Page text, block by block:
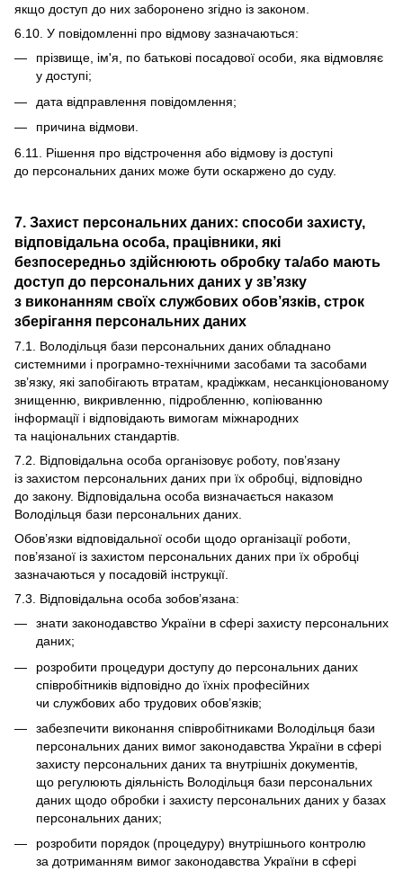
якщо доступ до них заборонено згідно із законом.
6.10. У повідомленні про відмову зазначаються:
прізвище, ім'я, по батькові посадової особи, яка відмовляє
у доступі;
дата відправлення повідомлення;
причина відмови.
6.11. Рішення про відстрочення або відмову із доступі
до персональних даних може бути оскаржено до суду.
7. Захист персональних даних: способи захисту,
відповідальна особа, працівники, які
безпосередньо здійснюють обробку та/або мають
доступ до персональних даних у зв’язку
з виконанням своїх службових обов’язків, строк
зберігання персональних даних
7.1. Володільця бази персональних даних обладнано
системними і програмно-технічними засобами та засобами
зв’язку, які запобігають втратам, крадіжкам, несанкціонованому
знищенню, викривленню, підробленню, копіюванню
інформації і відповідають вимогам міжнародних
та національних стандартів.
7.2. Відповідальна особа організовує роботу, пов’язану
із захистом персональних даних при їх обробці, відповідно
до закону. Відповідальна особа визначається наказом
Володільця бази персональних даних.
Обов’язки відповідальної особи щодо організації роботи,
пов’язаної із захистом персональних даних при їх обробці
зазначаються у посадовій інструкції.
7.3. Відповідальна особа зобов’язана:
знати законодавство України в сфері захисту персональних
даних;
розробити процедури доступу до персональних даних
співробітників відповідно до їхніх професійних
чи службових або трудових обов’язків;
забезпечити виконання співробітниками Володільця бази
персональних даних вимог законодавства України в сфері
захисту персональних даних та внутрішніх документів,
що регулюють діяльність Володільця бази персональних
даних щодо обробки і захисту персональних даних у базах
персональних даних;
розробити порядок (процедуру) внутрішнього контролю
за дотриманням вимог законодавства України в сфері